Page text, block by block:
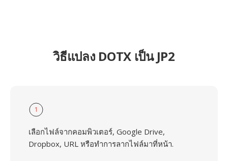
วิธีแปลง DOTX เป็น JP2
1
เลือกไฟล์จากคอมพิวเตอร์, Google Drive,
Dropbox, URL หรือทำการลากไฟล์มาที่หน้า.